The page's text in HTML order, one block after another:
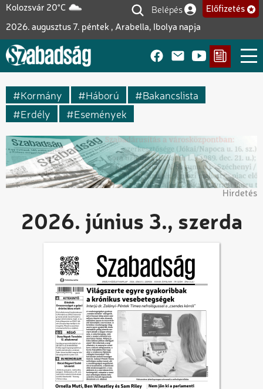
Ugrás
tartalomra
Kolozsvár 20°C
2026. augusztus 7. péntek , Arabella, Ibolya napja
Felhasználói fiók
Belépés Előfizetés
Kormány Háború
Bakancslista
Erdély
Események
Hirdetés
2026. június 3., szerda